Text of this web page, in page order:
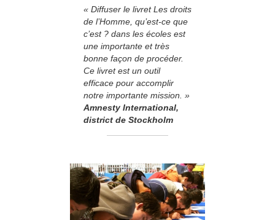
« Diffuser le livret Les droits
de l’Homme, qu’est-ce que
c’est ? dans les écoles est
une importante et très
bonne façon de procéder.
Ce livret est un outil
efficace pour accomplir
notre importante mission. »
Amnesty International,
district de Stockholm